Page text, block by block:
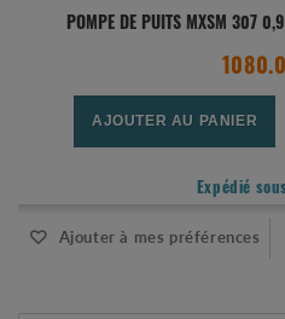
POMPE DE PUITS MXSM 307
AJOUTER AU PANIER
Expédié
Ajouter à mes préférences